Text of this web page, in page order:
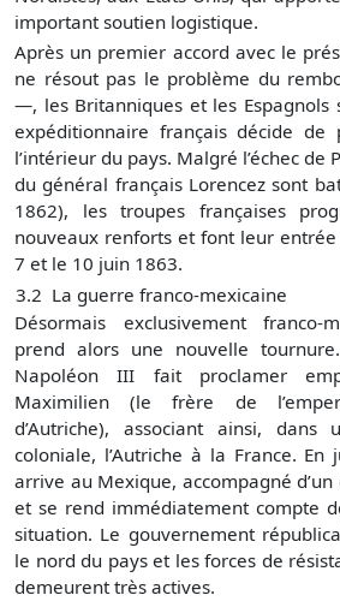
important soutien logistique.
Après un premier accord avec le
ne résout pas le problème du
—, les Britanniques et les Espagnols
expéditionnaire français décide de
l’intérieur du pays. Malgré l’échec de
du général français Lorencez sont
1862), les troupes françaises
nouveaux renforts et font leur
7 et le 10 juin 1863.
3.2 La guerre franco-mexicaine
Désormais exclusivement franco-
prend alors une nouvelle
Napoléon III fait proclamer
Maximilien (le frère de
d’Autriche), associant ainsi, dans
coloniale, l’Autriche à la France.
arrive au Mexique, accompagné
et se rend immédiatement compte
situation. Le gouvernement
le nord du pays et les forces de
demeurent très actives.